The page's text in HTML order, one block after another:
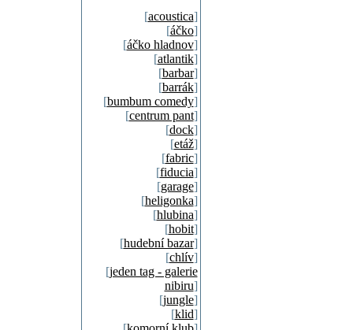
[acoustica]
[áčko]
[áčko hladnov]
[atlantik]
[barbar]
[barrák]
[bumbum comedy]
[centrum pant]
[dock]
[etáž]
[fabric]
[fiducia]
[garage]
[heligonka]
[hlubina]
[hobit]
[hudební bazar]
[chlív]
[jeden tag - galerie
nibiru]
[jungle]
[klid]